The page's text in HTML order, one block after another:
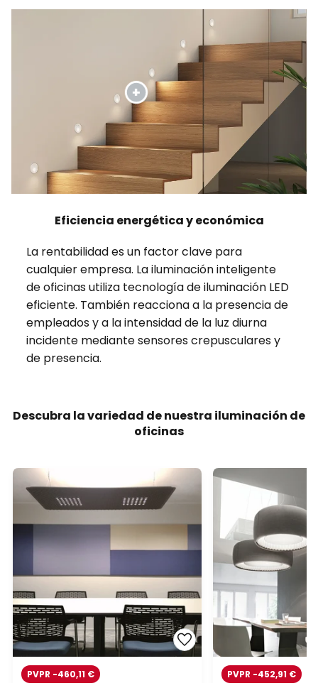
Eficiencia energética y económica
La rentabilidad es un factor clave para
cualquier empresa. La iluminación inteligente
de oficinas utiliza tecnología de iluminación LED
eficiente. También reacciona a la presencia de
empleados y a la intensidad de la luz diurna
incidente mediante sensores crepusculares y
de presencia.
Descubra la variedad de nuestra iluminación de
oficinas
PVPR -460,11 € PVPR -452,91 €